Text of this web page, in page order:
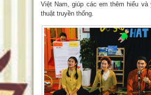
Việt Nam, giúp các em thêm hiểu và
thuật truyền thống.